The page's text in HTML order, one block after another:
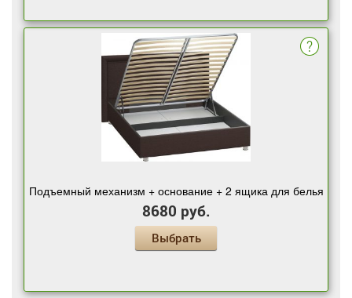
Подъемный механизм + основание + 2 ящика для белья
8680 руб.
Выбрать